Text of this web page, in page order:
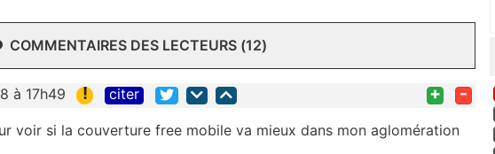
COMMENTAIRES DES LECTEURS (12)
à 17h49 ! citer + -
voir si la couverture free mobile va mieux dans mon aglomération